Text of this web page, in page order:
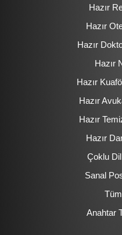
Hazır
Hazır
Hazır
Hazır
Hazır
Hazır
Hazır
Hazır
Çoklu
Sanal
Anahtar